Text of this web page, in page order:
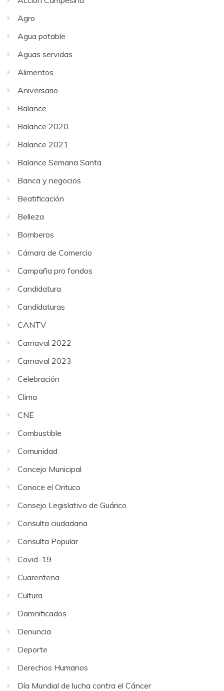
Agro
Agua potable
Aguas servidas
Alimentos
Aniversario
Balance
Balance 2020
Balance 2021
Balance Semana Santa
Banca y negocios
Beatificación
Belleza
Bomberos
Cámara de Comercio
Campaña pro fondos
Candidatura
Candidaturas
CANTV
Carnaval 2022
Carnaval 2023
Celebración
Clima
CNE
Combustible
Comunidad
Concejo Municipal
Conoce el Orituco
Consejo Legislativo de Guárico
Consulta ciudadana
Consulta Popular
Covid-19
Cuarentena
Cultura
Damnificados
Denuncia
Deporte
Derechos Humanos
Día Mundial de lucha contra el Cáncer